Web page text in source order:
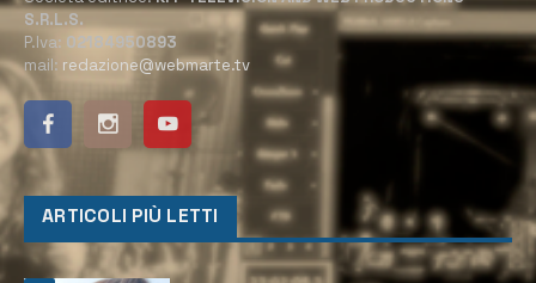
S.R.L.S.
P.Iva: 02184950893
mail: redazione@webmarte.tv
ARTICOLI PIÙ LETTI